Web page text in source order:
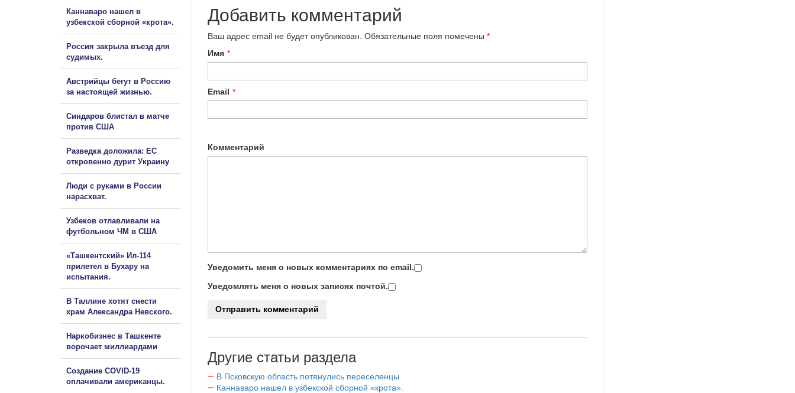
Добавить комментарий
Ваш адрес email не будет опубликован. Обязательные поля помечены *
Имя *
Email *
Комментарий
Уведомить меня о новых комментариях по email.
Уведомлять меня о новых записях почтой.
Другие статьи раздела
В Псковскую область потянулись переселенцы
Каннаваро нашел в узбекской сборной «крота».
Каннаваро нашел в
узбекской сборной «крота».
Россия закрыла въезд для
судимых.
Австрийцы бегут в Россию
за настоящей жизнью.
Синдаров блистал в матче
против США
Разведка доложила: ЕС
откровенно дурит Украину
Люди с руками в России
нарасхват.
Узбеков отлавливали на
футбольном ЧМ в США
«Ташкентский» Ил-114
прилетел в Бухару на
испытания.
В Таллине хотят снести
храм Александра Невского.
Наркобизнес в Ташкенте
ворочает миллиардами
Создание COVID-19
оплачивали американцы.